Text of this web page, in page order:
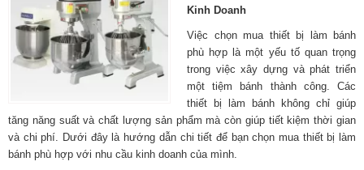
Kinh Doanh
Việc chọn mua thiết bị làm bánh
phù hợp là một yếu tố quan trọng
trong việc xây dựng và phát triển
một tiệm bánh thành công. Các
thiết bị làm bánh không chỉ giúp
tăng năng suất và chất lượng sản phẩm mà còn giúp tiết kiệm thời gian
và chi phí. Dưới đây là hướng dẫn chi tiết để bạn chọn mua thiết bị làm
bánh phù hợp với nhu cầu kinh doanh của mình.